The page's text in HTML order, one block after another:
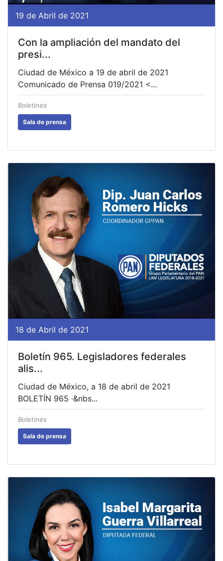
19 de Abril de 2021
Con la ampliación del mandato del
presi...
Ciudad de México a 19 de abril de 2021
Comunicado de Prensa 019/2021 <...
Boletines
Sala de prensa
18 de Abril de 2021
Boletín 965. Legisladores federales
alis...
Ciudad de México, a 18 de abril de 2021
BOLETÍN 965 ·&nbs...
Boletines
Sala de prensa